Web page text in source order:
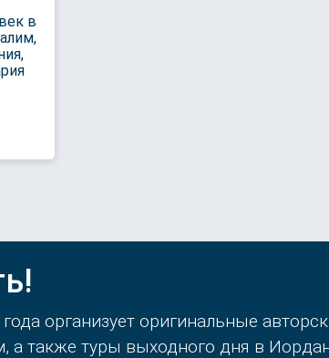
в
организует оригинальные
а также туры выходного дня в